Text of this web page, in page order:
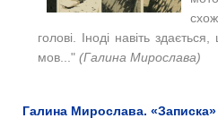
голові. Іноді навіть
мов..." (Галина Мирослава)
Галина Мирослава.